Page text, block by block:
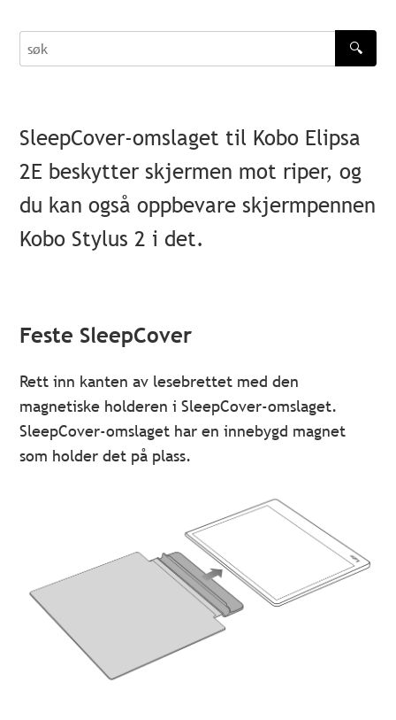
søk
🔍
SleepCover-omslaget til Kobo Elipsa
2E beskytter skjermen mot riper, og
du kan også oppbevare skjermpennen
Kobo Stylus 2 i det.
Feste SleepCover
Rett inn kanten av lesebrettet med den
magnetiske holderen i SleepCover-omslaget.
SleepCover-omslaget har en innebygd magnet
som holder det på plass.